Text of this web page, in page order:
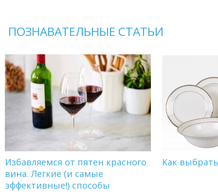
ПОЗНАВАТЕЛЬНЫЕ СТАТЬИ
Избавляемся от пятен красного
вина. Легкие (и самые
эффективные!) способы
Как